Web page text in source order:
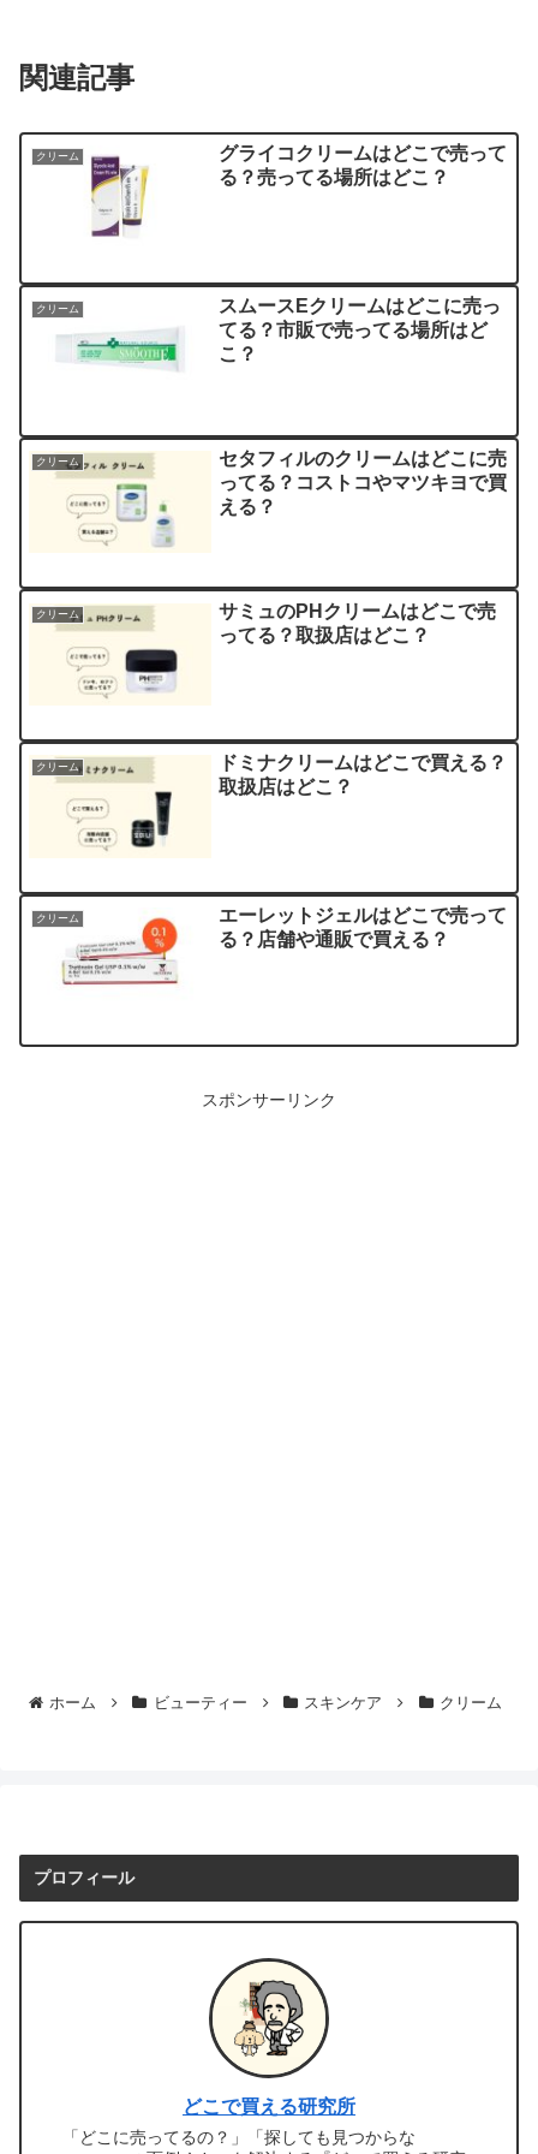
関連記事
クリーム
グライコクリームはどこで売って
る？売ってる場所はどこ？
クリーム
スムースEクリームはどこに売っ
てる？市販で売ってる場所はど
こ？
クリーム
セタフィルのクリームはどこに売
ってる？コストコやマツキヨで買
える？
クリーム
サミュのPHクリームはどこで売
ってる？取扱店はどこ？
クリーム
ドミナクリームはどこで買える？
取扱店はどこ？
クリーム
エーレットジェルはどこで売って
る？店舗や通販で買える？
スポンサーリンク
ホーム ビューティー スキンケア クリーム
プロフィール
どこで買える研究所
「どこに売ってるの？」「探しても見つからな